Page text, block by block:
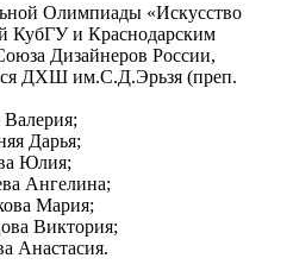
Олимпиады «Искусство
КубГУ и Краснодарским
Дизайнеров России,
ДХШ им.С.Д.Эрьзя (преп.
Дарья;
Юлия;
Ангелина;
Мария;
Виктория;
Анастасия.